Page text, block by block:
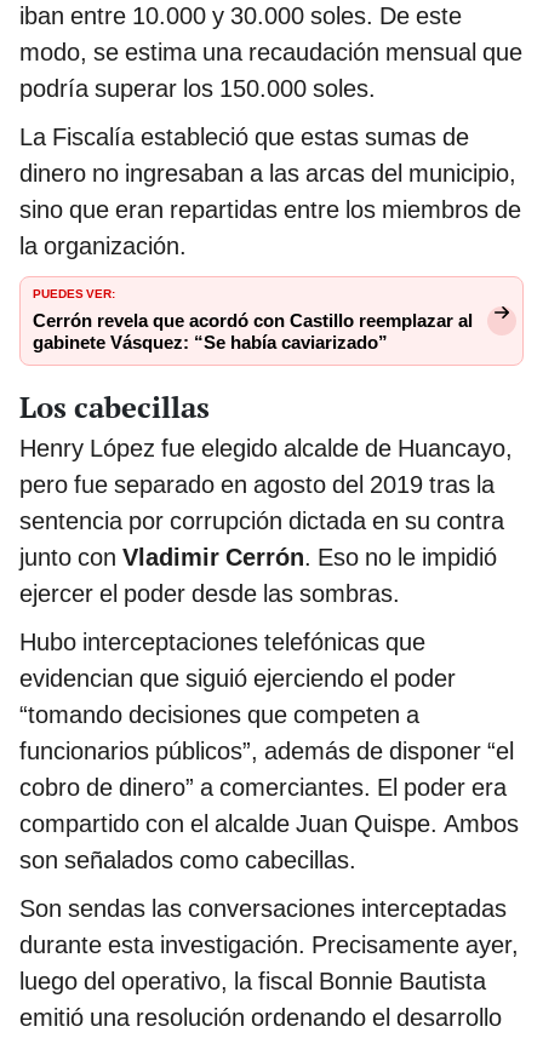
iban entre 10.000 y 30.000 soles. De este
modo, se estima una recaudación mensual que
podría superar los 150.000 soles.
La Fiscalía estableció que estas sumas de
dinero no ingresaban a las arcas del municipio,
sino que eran repartidas entre los miembros de
la organización.
PUEDES VER:
Cerrón revela que acordó con Castillo reemplazar al
gabinete Vásquez: “Se había caviarizado”
Los cabecillas
Henry López fue elegido alcalde de Huancayo,
pero fue separado en agosto del 2019 tras la
sentencia por corrupción dictada en su contra
junto con Vladimir Cerrón. Eso no le impidió
ejercer el poder desde las sombras.
Hubo interceptaciones telefónicas que
evidencian que siguió ejerciendo el poder
“tomando decisiones que competen a
funcionarios públicos”, además de disponer “el
cobro de dinero” a comerciantes. El poder era
compartido con el alcalde Juan Quispe. Ambos
son señalados como cabecillas.
Son sendas las conversaciones interceptadas
durante esta investigación. Precisamente ayer,
luego del operativo, la fiscal Bonnie Bautista
emitió una resolución ordenando el desarrollo